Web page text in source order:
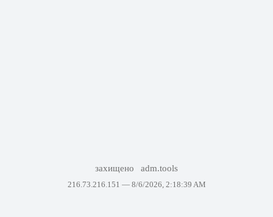
захищено adm.tools
216.73.216.151 — 8/6/2026, 2:18:39 AM